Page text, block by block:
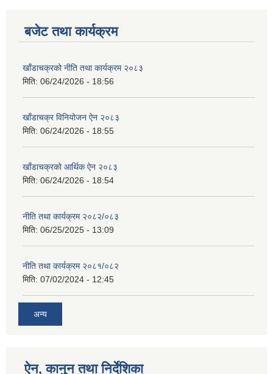
बजेट तथा कार्यक्रम
खाँडाचक्रको नीति तथा कार्यक्रम २०८३
मिति: 06/24/2026 - 18:56
खाँडाचक्र विनियोजन ऐन २०८३
मिति: 06/24/2026 - 18:55
खाँडाचक्रको आर्थिक ऐन २०८३
मिति: 06/24/2026 - 18:54
नीति तथा कार्यक्रम २०८२/०८३
मिति: 06/25/2025 - 13:09
नीति तथा कार्यक्रम २०८१/०८२
मिति: 07/02/2024 - 12:45
अन्य
ऐन, कानुन तथा निर्देशिका